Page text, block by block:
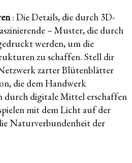
: Die Details, die durch 3D-
– Muster, die durch
werden, um die
zu schaffen. Stell dir
zarter Blütenblätter
die dem Handwerk
durch digitale Mittel erschaffen
mit dem Licht auf der
Naturverbundenheit der